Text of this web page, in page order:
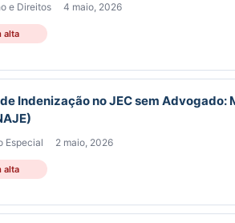
e Direitos 4 maio, 2026
alta
Indenização no JEC sem
Especial 2 maio, 2026
alta